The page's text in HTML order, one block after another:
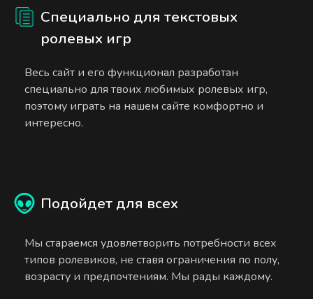
Специально для текстовых
ролевых игр
Весь сайт и его функционал разработан
специально для твоих любимых ролевых игр,
поэтому играть на нашем сайте комфортно и
интересно.
Подойдет для всех
Мы стараемся удовлетворить потребности всех
типов ролевиков, не ставя ограничения по полу,
возрасту и предпочтениям. Мы рады каждому.